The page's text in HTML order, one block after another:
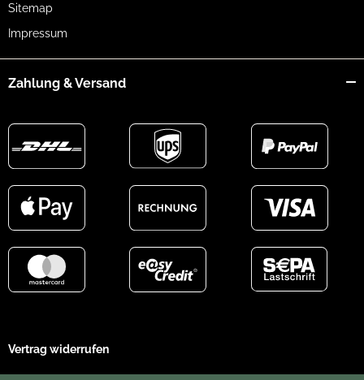
Sitemap
Impressum
Zahlung & Versand
Vertrag widerrufen